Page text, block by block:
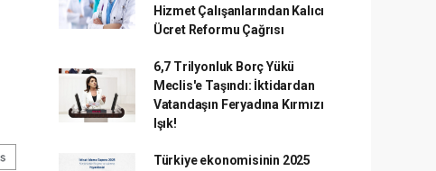
Hizmet Çalışanlarından Kalıcı
Ücret Reformu Çağrısı
6,7 Trilyonluk Borç Yükü
Meclis'e Taşındı: İktidardan
Vatandaşın Feryadına Kırmızı
Işık!
Türkiye ekonomisinin 2025